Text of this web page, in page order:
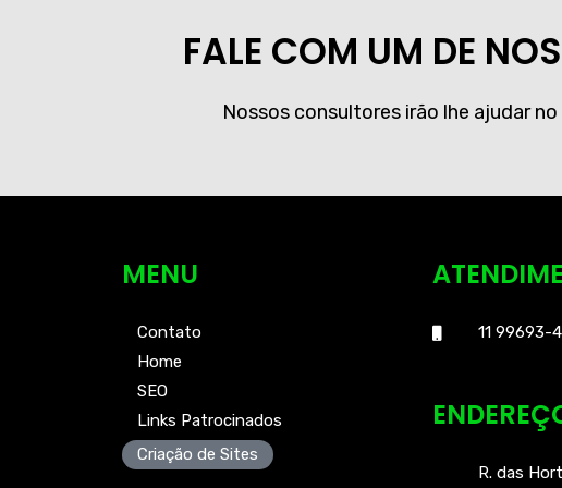
FALE COM UM DE
Nossos consultores irão lhe ajudar
MENU
Contato
Home
SEO
Links Patrocinados
Criação de Sites
11 99693-
R. das